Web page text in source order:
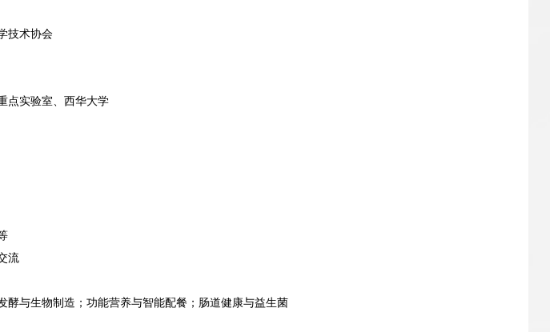
技术协会
点实验室、西华大学
流
酵与生物制造；功能营养与智能配餐；肠道健康与益生菌